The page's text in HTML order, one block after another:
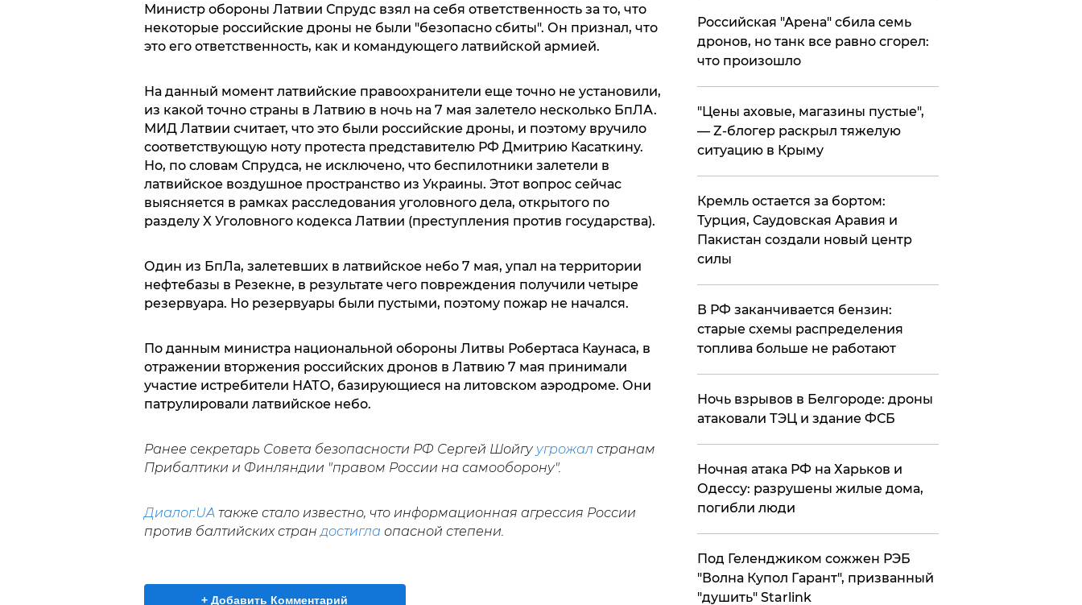
Министр обороны Латвии Спрудс взял на себя ответственность за то, что
некоторые российские дроны не были "безопасно сбиты". Он признал, что
это его ответственность, как и командующего латвийской армией.
На данный момент латвийские правоохранители еще точно не установили,
из какой точно страны в Латвию в ночь на 7 мая залетело несколько БпЛА.
МИД Латвии считает, что это были российские дроны, и поэтому вручило
соответствующую ноту протеста представителю РФ Дмитрию Касаткину.
Но, по словам Спрудса, не исключено, что беспилотники залетели в
латвийское воздушное пространство из Украины. Этот вопрос сейчас
выясняется в рамках расследования уголовного дела, открытого по
разделу X Уголовного кодекса Латвии (преступления против государства).
Один из БпЛа, залетевших в латвийское небо 7 мая, упал на территории
нефтебазы в Резекне, в результате чего повреждения получили четыре
резервуара. Но резервуары были пустыми, поэтому пожар не начался.
По данным министра национальной обороны Литвы Робертаса Каунаса, в
отражении вторжения российских дронов в Латвию 7 мая принимали
участие истребители НАТО, базирующиеся на литовском аэродроме. Они
патрулировали латвийское небо.
Ранее секретарь Совета безопасности РФ Сергей Шойгу угрожал странам
Прибалтики и Финляндии "правом России на самооборону".
Диалог.UA также стало известно, что информационная агрессия России
против балтийских стран достигла опасной степени.
+ Добавить Комментарий
​Российская "Арена" сбила семь
дронов, но танк все равно сгорел:
что произошло
​"Цены аховые, магазины пустые",
— Z-блогер раскрыл тяжелую
ситуацию в Крыму
​Кремль остается за бортом:
Турция, Саудовская Аравия и
Пакистан создали новый центр
силы
​В РФ заканчивается бензин:
старые схемы распределения
топлива больше не работают
​Ночь взрывов в Белгороде: дроны
атаковали ТЭЦ и здание ФСБ
​Ночная атака РФ на Харьков и
Одессу: разрушены жилые дома,
погибли люди
Под Геленджиком сожжен РЭБ
"Волна Купол Гарант", призванный
"душить" Starlink